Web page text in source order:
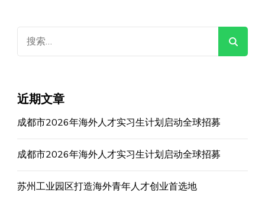
索：
近期文章
成都市2026年海外人才实习生计划启动全球招募
成都市2026年海外人才实习生计划启动全球招募
苏州工业园区打造海外青年人才创业首选地